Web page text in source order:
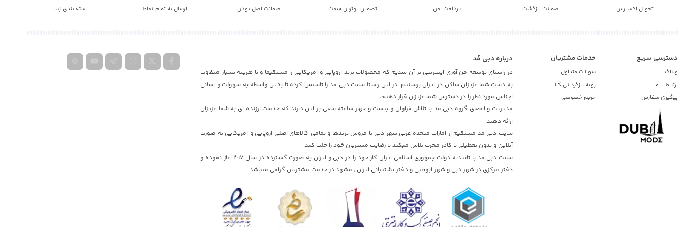
تحویل اکسپرس ضمانت بازگشت پرداخت امن تضمین بهترین قیمت ضمانت اصل بودن ارسال به تمام نقاط بسته بندی زیبا
دسترسی سریع
وبلاگ
ارتباط با ما
پیگیری سفارش
خدمات مشتریان
سوالات متداول
رویه بازگردانی کالا
حریم خصوصی
درباره دبی مُد
در راستای توسعه فن آوری اینترنتی بر آن شدیم که محصولات برند اروپایی و امریکایی را مستقیما و با هزینه بسیار متفاوت
به دست شما عزیزان ساکن در ایران برسانیم. در این راستا سایت دبی مد را تاسیس کرده تا بدین واسطه به سهولت و آسانی
اجناس مورد نظر را در دسترس شما عزیزان قرار دهیم.
مدیریت و اعضای گروه دبی مد با تلاش فراوان و بیست و چهار ساعته سعی بر این دارند که خدمات ارزنده ای به شما عزیزان
ارائه دهند.
سایت دبی مد مستقیم از امارات متحده عربی شهر دبی با فروش برندها و تمامی کالاهای اصلی اروپایی و امریکایی به صورت
آنلاین و بدون تعطیلی با کادر مجرب تلاش میکند تا رضایت مشتریان خود را جلب کند.
سایت دبی مد با تاییدیه دولت جمهوری اسلامی ایران کار خود را در دبی و ایران به صورت گسترده در سال ٢٠١۷ آغاز نموده و
دفتر مرکزی در شهر دبی و شهر ابوظبی و دفتر پشتیبانی ایران , مشهد در خدمت مشتریان گرامی میباشد.